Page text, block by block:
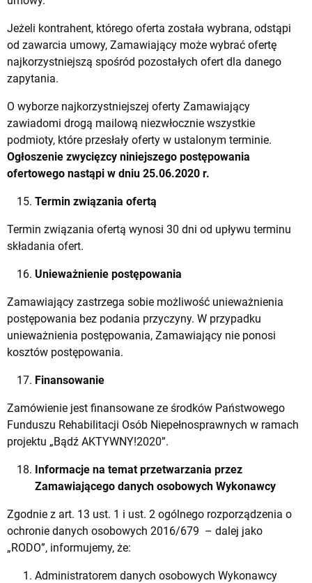
Jeżeli kontrahent, którego oferta została wybrana, odstąpi
od zawarcia umowy, Zamawiający może wybrać ofertę
najkorzystniejszą spośród pozostałych ofert dla danego
zapytania.
O wyborze najkorzystniejszej oferty Zamawiający
zawiadomi drogą mailową niezwłocznie wszystkie
podmioty, które przesłały oferty w ustalonym terminie.
Ogłoszenie zwycięzcy niniejszego postępowania
ofertowego nastąpi w dniu 25.06.2020 r.
Termin związania ofertą
Termin związania ofertą wynosi 30 dni od upływu terminu
składania ofert.
Unieważnienie postępowania
Zamawiający zastrzega sobie możliwość unieważnienia
postępowania bez podania przyczyny. W przypadku
unieważnienia postępowania, Zamawiający nie ponosi
kosztów postępowania.
Finansowanie
Zamówienie jest finansowane ze środków Państwowego
Funduszu Rehabilitacji Osób Niepełnosprawnych w ramach
projektu „Bądź AKTYWNY!2020”.
Informacje na temat przetwarzania przez
Zamawiającego danych osobowych Wykonawcy
Zgodnie z art. 13 ust. 1 i ust. 2 ogólnego rozporządzenia o
ochronie danych osobowych 2016/679 – dalej jako
„RODO”, informujemy, że:
Administratorem danych osobowych Wykonawcy